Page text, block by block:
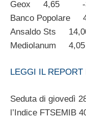
Geox 4,65 -
Banco
Ansaldo Sts
Mediolanum
LEGGI IL
Seduta di giovedì
l’Indice FTSEMIB